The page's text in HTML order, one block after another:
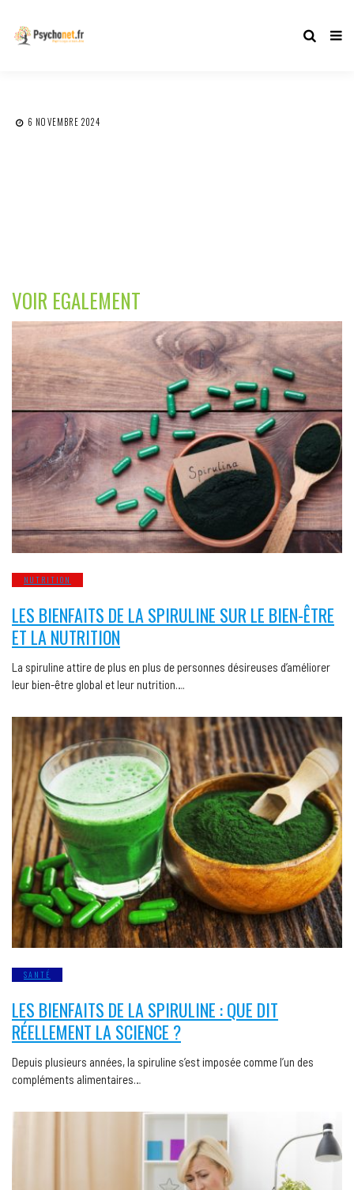
6 NOVEMBRE 2024
VOIR EGALEMENT
NUTRITION
LES BIENFAITS DE LA SPIRULINE SUR LE BIEN-ÊTRE
ET LA NUTRITION
La spiruline attire de plus en plus de personnes désireuses d’améliorer
leur bien-être global et leur nutrition….
SANTÉ
LES BIENFAITS DE LA SPIRULINE : QUE DIT
RÉELLEMENT LA SCIENCE ?
Depuis plusieurs années, la spiruline s’est imposée comme l’un des
compléments alimentaires…